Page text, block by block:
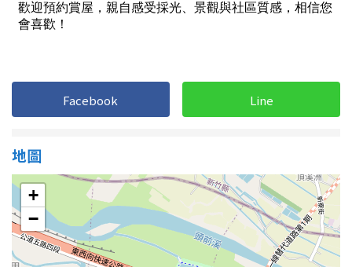
5-10 年
40 年以上
售價
Facebook Line
地圖
+
−